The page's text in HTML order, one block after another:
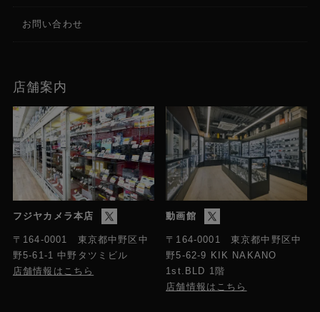
お問い合わせ
店舗案内
フジヤカメラ本店
〒164-0001 東京都中野区中
野5-61-1 中野タツミビル
店舗情報はこちら
動画館
〒164-0001 東京都中野区中
野5-62-9 KIK NAKANO
1st.BLD 1階
店舗情報はこちら